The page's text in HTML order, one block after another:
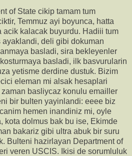
of State cikip tamam tum
Temmuz ayi boyunca, hatta
acik kalacak buyurdu. Hadiii tum
ayaklandi, deli gibi dokuman
basladi, sira bekleyenler
basladi, ilk basvurularin
yetisme derdine dustuk. Bizim
eleman mi alsak hesaplari
basliycaz konulu emailler
bir bulten yayinlandi: eeee biz
hemen inandiniz mi, oyle
kota dolmus bak bu ise, Ekimde
bakariz gibi ultra abuk bir suru
Bulteni hazirlayan Department of
veren USCIS. Ikisi de sorumluluk